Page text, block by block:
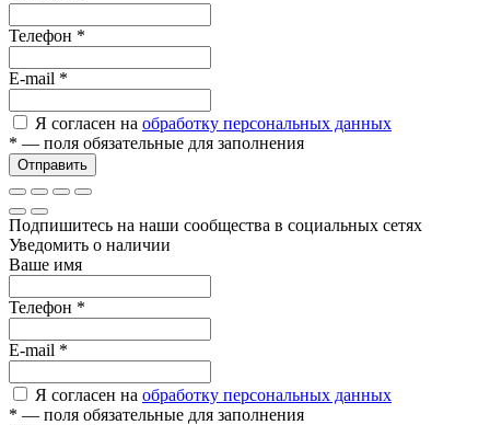
Телефон *
E-mail *
Я согласен на обработку персональных данных
* — поля обязательные для заполнения
Отправить
Подпишитесь на наши сообщества в социальных сетях
Уведомить о наличии
Ваше имя
Телефон *
E-mail *
Я согласен на обработку персональных данных
* — поля обязательные для заполнения